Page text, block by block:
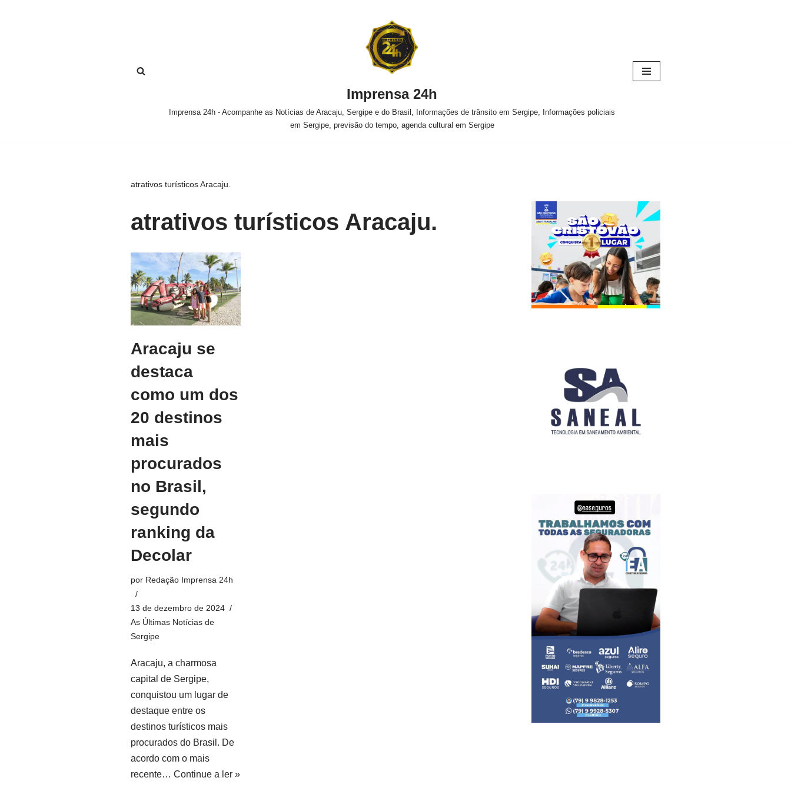
Imprensa 24h
Imprensa 24h - Acompanhe as Notícias de Aracaju, Sergipe e do Brasil, Informações de trânsito em Sergipe, Informações policiais
em Sergipe, previsão do tempo, agenda cultural em Sergipe
atrativos turísticos Aracaju.
atrativos turísticos Aracaju.
Aracaju se
destaca
como um dos
20 destinos
mais
procurados
no Brasil,
segundo
ranking da
Decolar
por Redação Imprensa 24h
13 de dezembro de 2024
As Últimas Notícias de
Sergipe
Aracaju, a charmosa
capital de Sergipe,
conquistou um lugar de
destaque entre os
destinos turísticos mais
procurados do Brasil. De
acordo com o mais
recente… Continue a ler »